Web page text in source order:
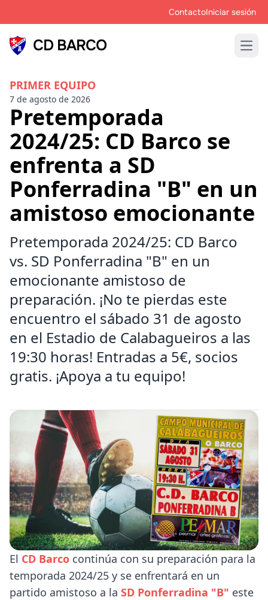
ContactoIniciar sesión
CD BARCO
PRIMER EQUIPO
7 de agosto de 2026
Pretemporada
2024/25: CD Barco se
enfrenta a SD
Ponferradina "B" en un
amistoso emocionante
Pretemporada 2024/25: CD Barco
vs. SD Ponferradina "B" en un
emocionante amistoso de
preparación. ¡No te pierdas este
encuentro el sábado 31 de agosto
en el Estadio de Calabagueiros a las
19:30 horas! Entradas a 5€, socios
gratis. ¡Apoya a tu equipo!
El CD Barco continúa con su preparación para la
temporada 2024/25 y se enfrentará en un
partido amistoso a la SD Ponferradina "B" este